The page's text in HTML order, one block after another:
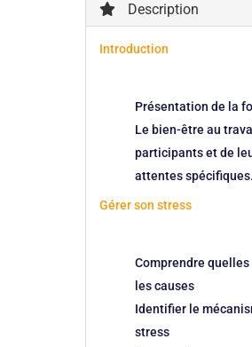
Description
Introduction
Présentation de la
Le bien-être au
participants et de
attentes spécifiques.
Gérer son stress
Comprendre quelles
les causes
Identifier le
stress